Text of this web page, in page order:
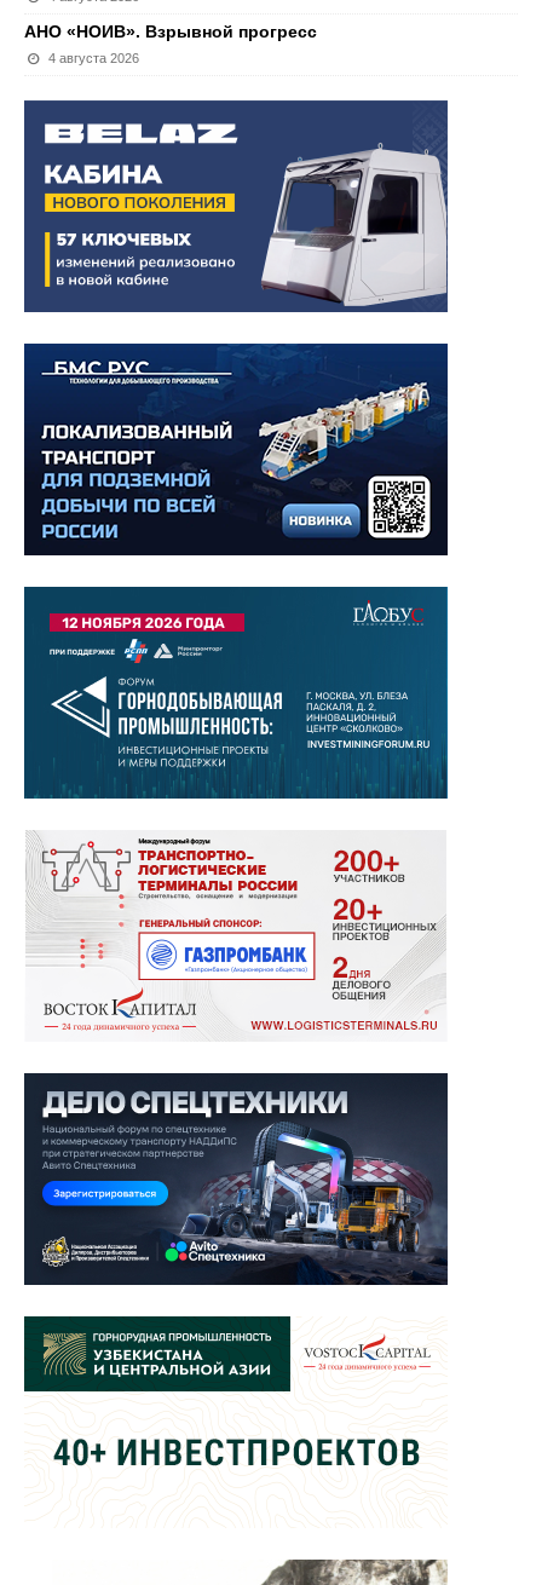
АНО «НОИВ». Взрывной прогресс
4 августа 2026